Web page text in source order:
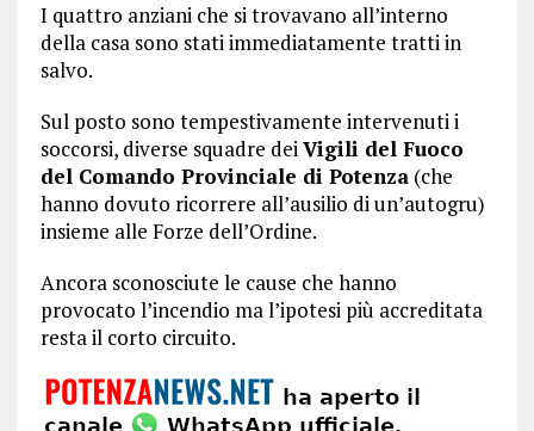
I quattro anziani che si trovavano all’interno
della casa sono stati immediatamente tratti in
salvo.
Sul posto sono tempestivamente intervenuti i
soccorsi, diverse squadre deiVigili del Fuoco
del Comando Provinciale di Potenza(che
hanno dovuto ricorrere all’ausilio di un’autogru)
insieme alle Forze dell’Ordine.
Ancora sconosciute le cause che hanno
provocato l’incendio ma l’ipotesi più accreditata
resta il corto circuito.